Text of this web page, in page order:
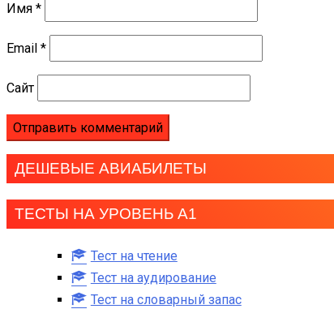
Имя *
Email *
Сайт
ДЕШЕВЫЕ АВИАБИЛЕТЫ
ТЕСТЫ НА УРОВЕНЬ А1
Тест на чтение
Тест на аудирование
Тест на словарный запас